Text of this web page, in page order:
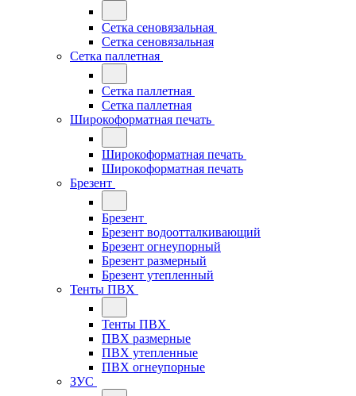
Сетка сеновязальная
Сетка сеновязальная
Сетка паллетная
Сетка паллетная
Сетка паллетная
Широкоформатная печать
Широкоформатная печать
Широкоформатная печать
Брезент
Брезент
Брезент водоотталкивающий
Брезент огнеупорный
Брезент размерный
Брезент утепленный
Тенты ПВХ
Тенты ПВХ
ПВХ размерные
ПВХ утепленные
ПВХ огнеупорные
ЗУС